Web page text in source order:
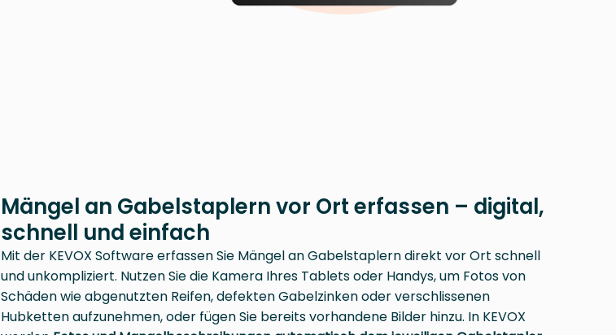
Mängel an Gabelstaplern vor Ort erfassen – digital,
schnell und einfach
Mit der KEVOX Software erfassen Sie Mängel an Gabelstaplern direkt vor Ort schnell
und unkompliziert. Nutzen Sie die Kamera Ihres Tablets oder Handys, um Fotos von
Schäden wie abgenutzten Reifen, defekten Gabelzinken oder verschlissenen
Hubketten aufzunehmen, oder fügen Sie bereits vorhandene Bilder hinzu. In KEVOX